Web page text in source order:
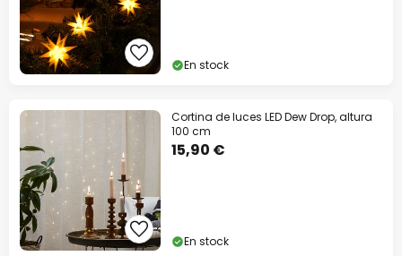
En stock
Cortina de luces LED Dew Drop, altura
100 cm
15,90 €
En stock